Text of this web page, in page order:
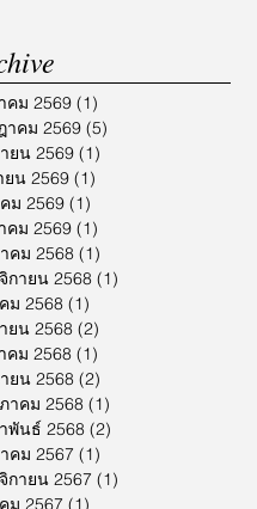
คม 2569 (1)
าคม 2569 (5)
ยน 2569 (1)
ยน 2569 (1)
ม 2569 (1)
คม 2569 (1)
คม 2568 (1)
กายน 2568 (1)
ม 2568 (1)
ยน 2568 (2)
คม 2568 (1)
ยน 2568 (2)
าคม 2568 (1)
พันธ์ 2568 (2)
คม 2567 (1)
กายน 2567 (1)
ม 2567 (1)